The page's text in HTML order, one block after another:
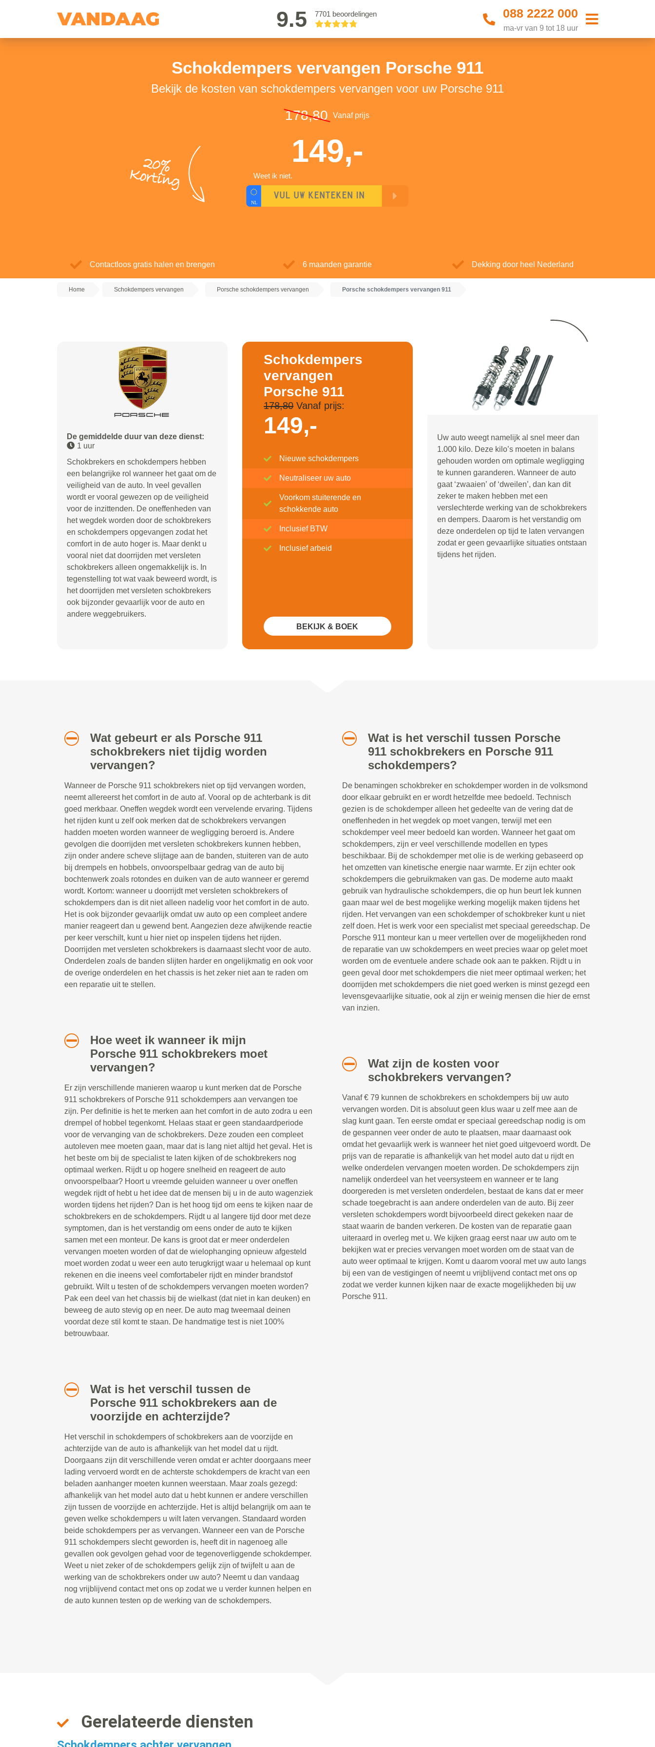
9.5 7701 beoordelingen 088 2222 000
ma-vr van 9 tot 18 uur
Schokdempers vervangen Porsche 911
Bekijk de kosten van schokdempers vervangen voor uw Porsche 911
20%
Korting
178,80 Vanaf prijs
149,-
Weet ik niet.
Contactloos gratis halen en brengen 6 maanden garantie Dekking door heel Nederland
Home Schokdempers vervangen Porsche schokdempers vervangen Porsche schokdempers vervangen 911
De gemiddelde duur van deze dienst:
1 uur
Schokbrekers en schokdempers hebben
een belangrijke rol wanneer het gaat om de
veiligheid van de auto. In veel gevallen
wordt er vooral gewezen op de veiligheid
voor de inzittenden. De oneffenheden van
het wegdek worden door de schokbrekers
en schokdempers opgevangen zodat het
comfort in de auto hoger is. Maar denkt u
vooral niet dat doorrijden met versleten
schokbrekers alleen ongemakkelijk is. In
tegenstelling tot wat vaak beweerd wordt, is
het doorrijden met versleten schokbrekers
ook bijzonder gevaarlijk voor de auto en
andere weggebruikers.
Schokdempers
vervangen
Porsche 911
178,80Vanaf prijs:
149,-
Nieuwe schokdempers
Neutraliseer uw auto
Voorkom stuiterende en
schokkende auto
Inclusief BTW
Inclusief arbeid
BEKIJK & BOEK
Uw auto weegt namelijk al snel meer dan
1.000 kilo. Deze kilo’s moeten in balans
gehouden worden om optimale wegligging
te kunnen garanderen. Wanneer de auto
gaat ‘zwaaien’ of ‘dweilen’, dan kan dit
zeker te maken hebben met een
verslechterde werking van de schokbrekers
en dempers. Daarom is het verstandig om
deze onderdelen op tijd te laten vervangen
zodat er geen gevaarlijke situaties ontstaan
tijdens het rijden.
Wat gebeurt er als Porsche 911
schokbrekers niet tijdig worden
vervangen?
Wanneer de Porsche 911 schokbrekers niet op tijd vervangen worden,
neemt allereerst het comfort in de auto af. Vooral op de achterbank is dit
goed merkbaar. Oneffen wegdek wordt een vervelende ervaring. Tijdens
het rijden kunt u zelf ook merken dat de schokbrekers vervangen
hadden moeten worden wanneer de wegligging beroerd is. Andere
gevolgen die doorrijden met versleten schokbrekers kunnen hebben,
zijn onder andere scheve slijtage aan de banden, stuiteren van de auto
bij drempels en hobbels, onvoorspelbaar gedrag van de auto bij
bochtenwerk zoals rotondes en duiken van de auto wanneer er geremd
wordt. Kortom: wanneer u doorrijdt met versleten schokbrekers of
schokdempers dan is dit niet alleen nadelig voor het comfort in de auto.
Het is ook bijzonder gevaarlijk omdat uw auto op een compleet andere
manier reageert dan u gewend bent. Aangezien deze afwijkende reactie
per keer verschilt, kunt u hier niet op inspelen tijdens het rijden.
Doorrijden met versleten schokbrekers is daarnaast slecht voor de auto.
Onderdelen zoals de banden slijten harder en ongelijkmatig en ook voor
de overige onderdelen en het chassis is het zeker niet aan te raden om
een reparatie uit te stellen.
Hoe weet ik wanneer ik mijn
Porsche 911 schokbrekers moet
vervangen?
Er zijn verschillende manieren waarop u kunt merken dat de Porsche
911 schokbrekers of Porsche 911 schokdempers aan vervangen toe
zijn. Per definitie is het te merken aan het comfort in de auto zodra u een
drempel of hobbel tegenkomt. Helaas staat er geen standaardperiode
voor de vervanging van de schokbrekers. Deze zouden een compleet
autoleven mee moeten gaan, maar dat is lang niet altijd het geval. Het is
het beste om bij de specialist te laten kijken of de schokbrekers nog
optimaal werken. Rijdt u op hogere snelheid en reageert de auto
onvoorspelbaar? Hoort u vreemde geluiden wanneer u over oneffen
wegdek rijdt of hebt u het idee dat de mensen bij u in de auto wagenziek
worden tijdens het rijden? Dan is het hoog tijd om eens te kijken naar de
schokbrekers en de schokdempers. Rijdt u al langere tijd door met deze
symptomen, dan is het verstandig om eens onder de auto te kijken
samen met een monteur. De kans is groot dat er meer onderdelen
vervangen moeten worden of dat de wielophanging opnieuw afgesteld
moet worden zodat u weer een auto terugkrijgt waar u helemaal op kunt
rekenen en die ineens veel comfortabeler rijdt en minder brandstof
gebruikt. Wilt u testen of de schokdempers vervangen moeten worden?
Pak een deel van het chassis bij de wielkast (dat niet in kan deuken) en
beweeg de auto stevig op en neer. De auto mag tweemaal deinen
voordat deze stil komt te staan. De handmatige test is niet 100%
betrouwbaar.
Wat is het verschil tussen de
Porsche 911 schokbrekers aan de
voorzijde en achterzijde?
Het verschil in schokdempers of schokbrekers aan de voorzijde en
achterzijde van de auto is afhankelijk van het model dat u rijdt.
Doorgaans zijn dit verschillende veren omdat er achter doorgaans meer
lading vervoerd wordt en de achterste schokdempers de kracht van een
beladen aanhanger moeten kunnen weerstaan. Maar zoals gezegd:
afhankelijk van het model auto dat u hebt kunnen er andere verschillen
zijn tussen de voorzijde en achterzijde. Het is altijd belangrijk om aan te
geven welke schokdempers u wilt laten vervangen. Standaard worden
beide schokdempers per as vervangen. Wanneer een van de Porsche
911 schokdempers slecht geworden is, heeft dit in nagenoeg alle
gevallen ook gevolgen gehad voor de tegenoverliggende schokdemper.
Weet u niet zeker of de schokdempers gelijk zijn of twijfelt u aan de
werking van de schokbrekers onder uw auto? Neemt u dan vandaag
nog vrijblijvend contact met ons op zodat we u verder kunnen helpen en
de auto kunnen testen op de werking van de schokdempers.
Wat is het verschil tussen Porsche
911 schokbrekers en Porsche 911
schokdempers?
De benamingen schokbreker en schokdemper worden in de volksmond
door elkaar gebruikt en er wordt hetzelfde mee bedoeld. Technisch
gezien is de schokdemper alleen het gedeelte van de vering dat de
oneffenheden in het wegdek op moet vangen, terwijl met een
schokdemper veel meer bedoeld kan worden. Wanneer het gaat om
schokdempers, zijn er veel verschillende modellen en types
beschikbaar. Bij de schokdemper met olie is de werking gebaseerd op
het omzetten van kinetische energie naar warmte. Er zijn echter ook
schokdempers die gebruikmaken van gas. De moderne auto maakt
gebruik van hydraulische schokdempers, die op hun beurt lek kunnen
gaan maar wel de best mogelijke werking mogelijk maken tijdens het
rijden. Het vervangen van een schokdemper of schokbreker kunt u niet
zelf doen. Het is werk voor een specialist met speciaal gereedschap. De
Porsche 911 monteur kan u meer vertellen over de mogelijkheden rond
de reparatie van uw schokdempers en weet precies waar op gelet moet
worden om de eventuele andere schade ook aan te pakken. Rijdt u in
geen geval door met schokdempers die niet meer optimaal werken; het
doorrijden met schokdempers die niet goed werken is minst gezegd een
levensgevaarlijke situatie, ook al zijn er weinig mensen die hier de ernst
van inzien.
Wat zijn de kosten voor
schokbrekers vervangen?
Vanaf € 79 kunnen de schokbrekers en schokdempers bij uw auto
vervangen worden. Dit is absoluut geen klus waar u zelf mee aan de
slag kunt gaan. Ten eerste omdat er speciaal gereedschap nodig is om
de gespannen veer onder de auto te plaatsen, maar daarnaast ook
omdat het gevaarlijk werk is wanneer het niet goed uitgevoerd wordt. De
prijs van de reparatie is afhankelijk van het model auto dat u rijdt en
welke onderdelen vervangen moeten worden. De schokdempers zijn
namelijk onderdeel van het veersysteem en wanneer er te lang
doorgereden is met versleten onderdelen, bestaat de kans dat er meer
schade toegebracht is aan andere onderdelen van de auto. Bij zeer
versleten schokdempers wordt bijvoorbeeld direct gekeken naar de
staat waarin de banden verkeren. De kosten van de reparatie gaan
uiteraard in overleg met u. We kijken graag eerst naar uw auto om te
bekijken wat er precies vervangen moet worden om de staat van de
auto weer optimaal te krijgen. Komt u daarom vooral met uw auto langs
bij een van de vestigingen of neemt u vrijblijvend contact met ons op
zodat we verder kunnen kijken naar de exacte mogelijkheden bij uw
Porsche 911.
Gerelateerde diensten